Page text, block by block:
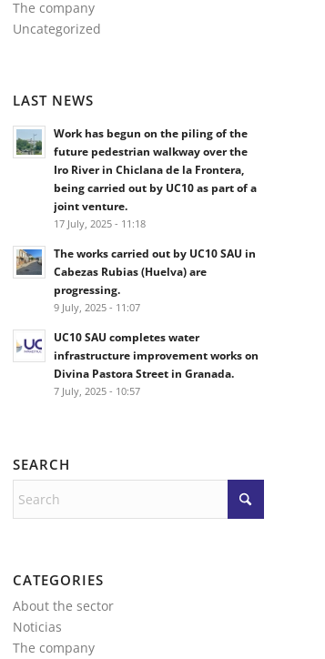
The company
Uncategorized
LAST NEWS
Work has begun on the piling of the
future pedestrian walkway over the
Iro River in Chiclana de la Frontera,
being carried out by UC10 as part of a
joint venture.
17 July, 2025 - 11:18
The works carried out by UC10 SAU in
Cabezas Rubias (Huelva) are
progressing.
9 July, 2025 - 11:07
UC10 SAU completes water
infrastructure improvement works on
Divina Pastora Street in Granada.
7 July, 2025 - 10:57
SEARCH
CATEGORIES
About the sector
Noticias
The company